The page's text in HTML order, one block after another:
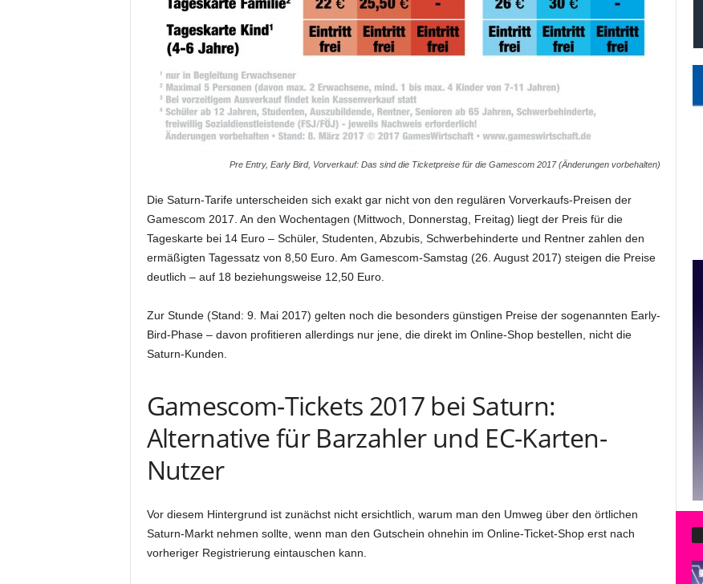
Pre Entry, Early Bird, Vorverkauf: Das sind die Ticketpreise für die Gamescom 2017 (Änderungen vorbehalten)
Die Saturn-Tarife unterscheiden sich exakt gar nicht von den regulären Vorverkaufs-Preisen der
Gamescom 2017. An den Wochentagen (Mittwoch, Donnerstag, Freitag) liegt der Preis für die
Tageskarte bei 14 Euro – Schüler, Studenten, Abzubis, Schwerbehinderte und Rentner zahlen den
ermäßigten Tagessatz von 8,50 Euro. Am Gamescom-Samstag (26. August 2017) steigen die Preise
deutlich – auf 18 beziehungsweise 12,50 Euro.
Zur Stunde (Stand: 9. Mai 2017) gelten noch die besonders günstigen Preise der sogenannten Early-
Bird-Phase – davon profitieren allerdings nur jene, die direkt im Online-Shop bestellen, nicht die
Saturn-Kunden.
Gamescom-Tickets 2017 bei Saturn:
Alternative für Barzahler und EC-Karten-
Nutzer
Vor diesem Hintergrund ist zunächst nicht ersichtlich, warum man den Umweg über den örtlichen
Saturn-Markt nehmen sollte, wenn man den Gutschein ohnehin im Online-Ticket-Shop erst nach
vorheriger Registrierung eintauschen kann.